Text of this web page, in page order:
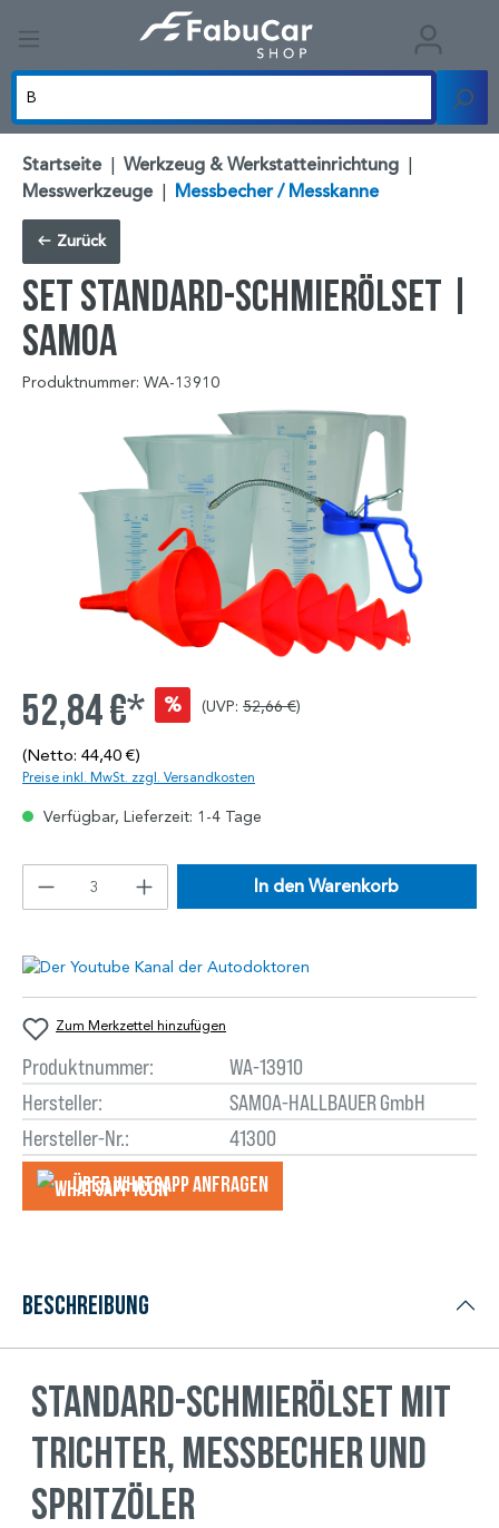
Startseite | Werkzeug & Werkstatteinrichtung |
Messwerkzeuge | Messbecher / Messkanne
Zurück
Set Standard-Schmierölset |
SAMOA
Produktnummer: WA-13910
52,84 €* % (UVP: 52,66 €)
(Netto: 44,40 €)
Preise inkl. MwSt. zzgl. Versandkosten
Verfügbar, Lieferzeit: 1-4 Tage
In den Warenkorb
Zum Merkzettel hinzufügen
Produktnummer:
WA-13910
Hersteller:
SAMOA-HALLBAUER GmbH
Hersteller-Nr.:
41300
Über WhatsApp anfragеn
Beschreibung
Standard-Schmierölset mit
Trichter, Messbecher und
Spritzöler